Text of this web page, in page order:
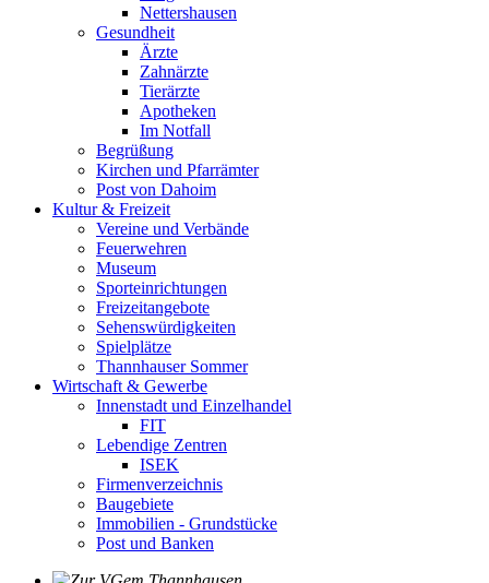
Nettershausen
Gesundheit
Ärzte
Zahnärzte
Tierärzte
Apotheken
Im Notfall
Begrüßung
Kirchen und Pfarrämter
Post von Dahoim
Kultur & Freizeit
Vereine und Verbände
Feuerwehren
Museum
Sporteinrichtungen
Freizeitangebote
Sehenswürdigkeiten
Spielplätze
Thannhauser Sommer
Wirtschaft & Gewerbe
Innenstadt und Einzelhandel
FIT
Lebendige Zentren
ISEK
Firmenverzeichnis
Baugebiete
Immobilien - Grundstücke
Post und Banken